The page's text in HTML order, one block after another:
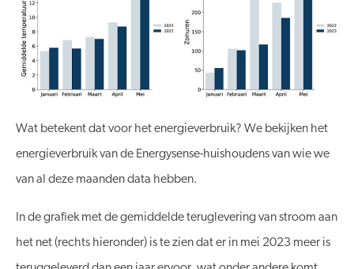
Wat betekent dat voor het energieverbruik? We bekijken het
energieverbruik van de Energysense-huishoudens van wie we
van al deze maanden data hebben.
In de grafiek met de gemiddelde teruglevering van stroom aan
het net (rechts hieronder) is te zien dat er in mei 2023 meer is